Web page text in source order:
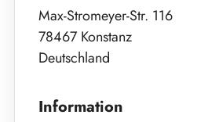
Max-Stromeyer-Str. 116
78467 Konstanz
Deutschland
Information